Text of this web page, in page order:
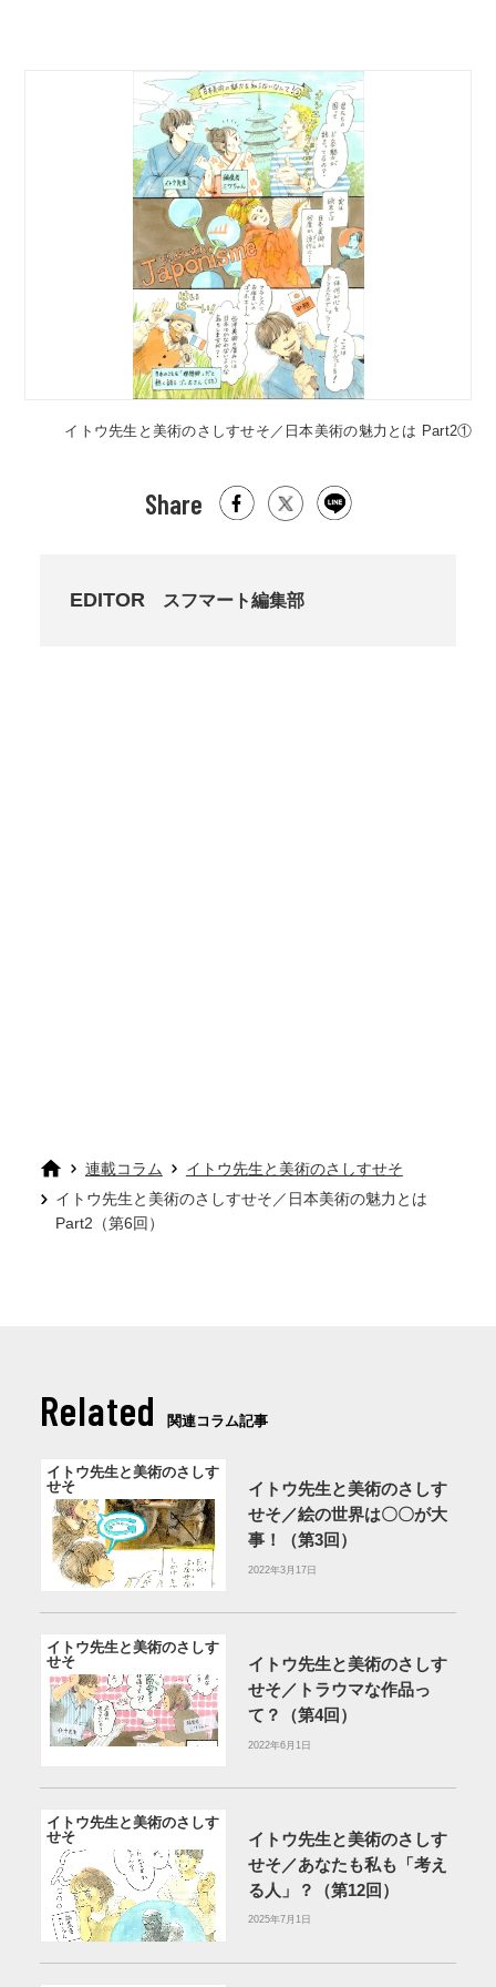
イトウ先生と美術のさしすせそ／日本美術の魅力とは Part2①
Share
EDITOR スフマート編集部
連載コラム
イトウ先生と美術のさしすせそ
イトウ先生と美術のさしすせそ／日本美術の魅力とは
Part2（第6回）
Related 関連コラム記事
イトウ先生と美術のさしす
せそ
イトウ先生と美術のさしす
せそ／絵の世界は〇〇が大
事！（第3回）
2022年3月17日
イトウ先生と美術のさしす
せそ
イトウ先生と美術のさしす
せそ／トラウマな作品っ
て？（第4回）
2022年6月1日
イトウ先生と美術のさしす
せそ
イトウ先生と美術のさしす
せそ／あなたも私も「考え
る人」？（第12回）
2025年7月1日